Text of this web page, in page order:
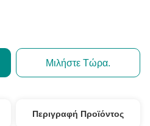
Μιλήστε Τώρα.
Περιγραφή Προϊόντος